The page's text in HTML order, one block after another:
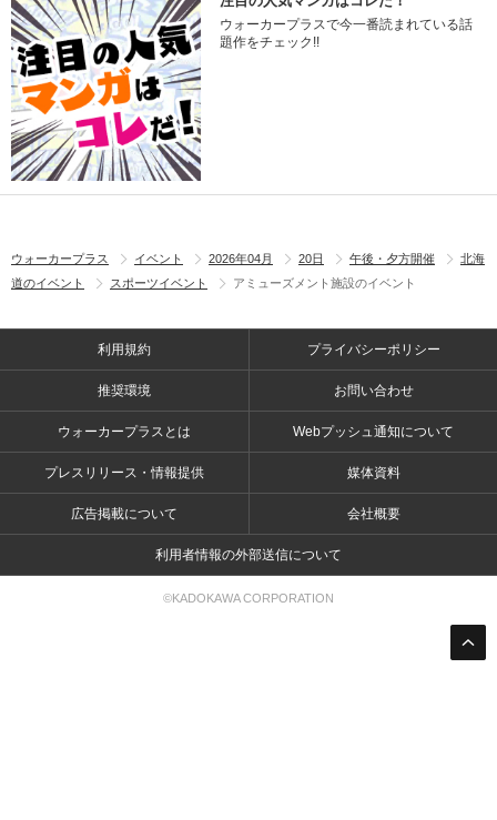
ウォーカープラスで今一番読まれている話
題作をチェック!!
ウォーカープラス イベント 2026年04月 20日 午後・夕方開催
北海
道のイベント
スポーツイベント アミューズメント施設のイベント
利用規約 プライバシーポリシー
推奨環境 お問い合わせ
ウォーカープラスとは Webプッシュ通知について
プレスリリース・情報提供 媒体資料
広告掲載について 会社概要
利用者情報の外部送信について
©KADOKAWA CORPORATION